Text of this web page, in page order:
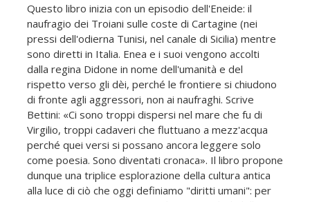
Questo libro inizia con un episodio dell'Eneide: il
naufragio dei Troiani sulle coste di Cartagine (nei
pressi dell'odierna Tunisi, nel canale di Sicilia) mentre
sono diretti in Italia. Enea e i suoi vengono accolti
dalla regina Didone in nome dell'umanità e del
rispetto verso gli dèi, perché le frontiere si chiudono
di fronte agli aggressori, non ai naufraghi. Scrive
Bettini: «Ci sono troppi dispersi nel mare che fu di
Virgilio, troppi cadaveri che fluttuano a mezz'acqua
perché quei versi si possano ancora leggere solo
come poesia. Sono diventati cronaca». Il libro propone
dunque una triplice esplorazione della cultura antica
alla luce di ciò che oggi definiamo "diritti umani": per